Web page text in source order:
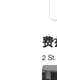
费
2